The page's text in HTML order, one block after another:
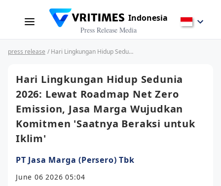
Indonesia
Press Release Media
press release / Hari Lingkungan Hidup Sedunia 2026: Lewat Roadmap Net Zero Emission, Jasa Marga Wujudkan Komitmen 'Saatnya Beraksi untuk Iklim'
Hari Lingkungan Hidup Sedunia
2026: Lewat Roadmap Net Zero
Emission, Jasa Marga Wujudkan
Komitmen 'Saatnya Beraksi untuk
Iklim'
PT Jasa Marga (Persero) Tbk
June 06 2026 05:04